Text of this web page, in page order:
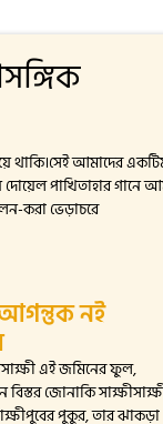
আমাদের
দোয়েল পাখিতাহার গানে
করা ভেড়াচরে
নই
এই জমিনের ফুল,
বিস্তর জোনাকি
পুকুর, তার ঝাকড়া